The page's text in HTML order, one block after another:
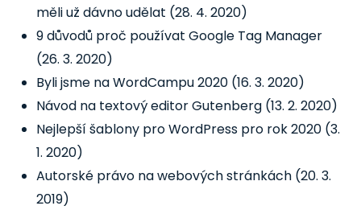
měli už dávno udělat (28. 4. 2020)
9 důvodů proč používat Google Tag Manager
(26. 3. 2020)
Byli jsme na WordCampu 2020 (16. 3. 2020)
Návod na textový editor Gutenberg (13. 2. 2020)
Nejlepší šablony pro WordPress pro rok 2020 (3.
1. 2020)
Autorské právo na webových stránkách (20. 3.
2019)